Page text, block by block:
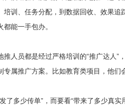
培训、任务分配，到数据回收、效果
能一手包办。
人员都是经过严格培训的“推广达人
专属推广方案。比如教育类项目，他
了多少传单”，而要看“带来了多少真